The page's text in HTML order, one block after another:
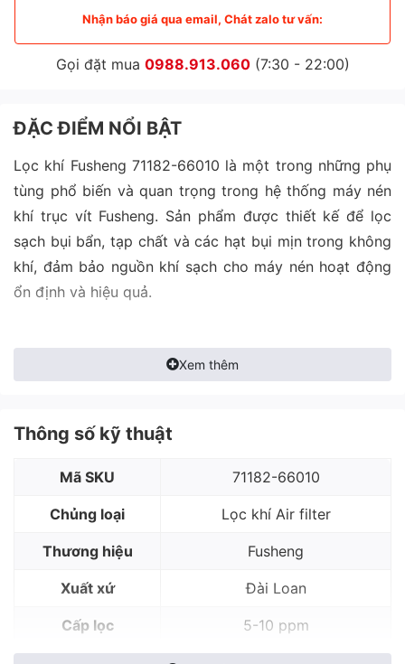
Nhận báo giá qua email, Chát zalo tư vấn:
Gọi đặt mua 0988.913.060(7:30 - 22:00)
ĐẶC ĐIỂM NỔI BẬT
Lọc khí Fusheng 71182-66010 là một trong những phụ
tùng phổ biến và quan trọng trong hệ thống máy nén
khí trục vít Fusheng. Sản phẩm được thiết kế để lọc
sạch bụi bẩn, tạp chất và các hạt bụi mịn trong không
khí, đảm bảo nguồn khí sạch cho máy nén hoạt động
ổn định và hiệu quả.
Xem thêm
Thông số kỹ thuật
Mã SKU 71182-66010
Chủng loại Lọc khí Air filter
Thương hiệu Fusheng
Xuất xứ Đài Loan
Cấp lọc 5-10 ppm